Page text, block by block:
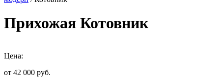
Прихожая Котовник
Цена:
от 42 000 руб.